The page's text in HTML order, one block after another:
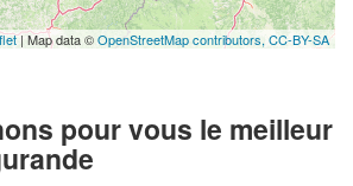
| Map data ©OpenStreetMap contributors, CC-BY-SA
pour vous le meilleur